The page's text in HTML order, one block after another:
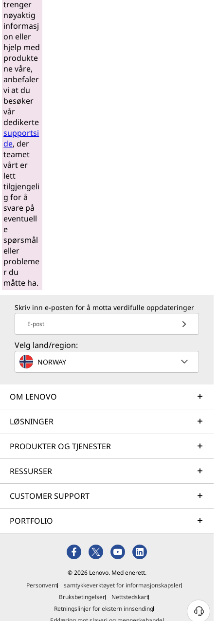
trenger
nøyaktig
informasj
on eller
hjelp med
produkte
ne våre,
anbefaler
vi at du
besøker
vår
dedikerte
supportsi
de, der
teamet
vårt er
lett
tilgjengeli
g for å
svare på
eventuell
e
spørsmål
eller
probleme
r du
måtte ha.
Skriv inn e-posten for å motta verdifulle oppdateringer
E-post
Velg land/region:
NORWAY
OM LENOVO
LØSNINGER
PRODUKTER OG TJENESTER
RESSURSER
CUSTOMER SUPPORT
PORTFOLIO
© 2026 Lenovo. Med enerett.
Personvern
samtykkeverktøyet for informasjonskapsler
Bruksbetingelser
Nettstedskart
Retningslinjer for ekstern innsending